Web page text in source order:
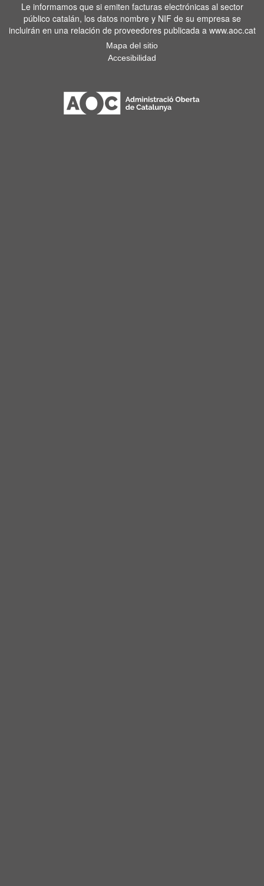
Le informamos que si emiten facturas electrónicas al sector
público catalán, los datos nombre y NIF de su empresa se
incluirán en una relación de proveedores publicada a www.aoc.cat
Mapa del sitio
Accesibilidad